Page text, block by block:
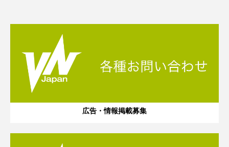
広告・情報掲載募集